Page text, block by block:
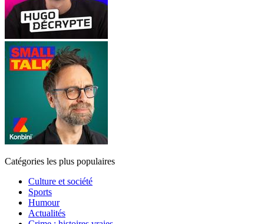
Catégories les plus populaires
Culture et société
Sports
Humour
Actualités